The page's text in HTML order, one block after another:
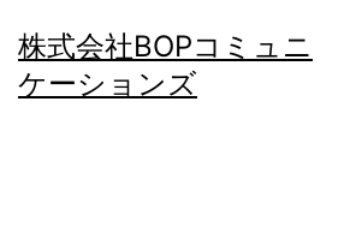
ン
テ
株式会社BOPコミュニ
ケーションズ